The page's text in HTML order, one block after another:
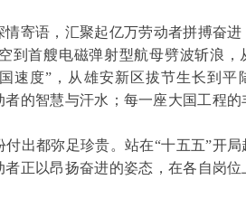
寄语，汇聚起亿万劳动者拼搏奋进
到首艘电磁弹射型航母劈波斩浪，
速度”，从雄安新区拔节生长到平
的智慧与汗水；每一座大国工程的
出都弥足珍贵。站在“十五五”开
正以昂扬奋进的姿态，在各自岗